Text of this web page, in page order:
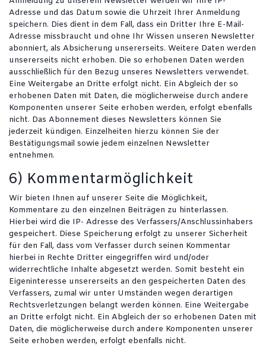
Adresse und das Datum sowie die Uhrzeit Ihrer Anmeldung
speichern. Dies dient in dem Fall, dass ein Dritter Ihre E-Mail-
Adresse missbraucht und ohne Ihr Wissen unseren Newsletter
abonniert, als Absicherung unsererseits. Weitere Daten werden
unsererseits nicht erhoben. Die so erhobenen Daten werden
ausschließlich für den Bezug unseres Newsletters verwendet.
Eine Weitergabe an Dritte erfolgt nicht. Ein Abgleich der so
erhobenen Daten mit Daten, die möglicherweise durch andere
Komponenten unserer Seite erhoben werden, erfolgt ebenfalls
nicht. Das Abonnement dieses Newsletters können Sie
jederzeit kündigen. Einzelheiten hierzu können Sie der
Bestätigungsmail sowie jedem einzelnen Newsletter
entnehmen.
6) Kommentarmöglichkeit
Wir bieten Ihnen auf unserer Seite die Möglichkeit,
Kommentare zu den einzelnen Beiträgen zu hinterlassen.
Hierbei wird die IP- Adresse des Verfassers/Anschlussinhabers
gespeichert. Diese Speicherung erfolgt zu unserer Sicherheit
für den Fall, dass vom Verfasser durch seinen Kommentar
hierbei in Rechte Dritter eingegriffen wird und/oder
widerrechtliche Inhalte abgesetzt werden. Somit besteht ein
Eigeninteresse unsererseits an den gespeicherten Daten des
Verfassers, zumal wir unter Umständen wegen derartigen
Rechtsverletzungen belangt werden können. Eine Weitergabe
an Dritte erfolgt nicht. Ein Abgleich der so erhobenen Daten mit
Daten, die möglicherweise durch andere Komponenten unserer
Seite erhoben werden, erfolgt ebenfalls nicht.